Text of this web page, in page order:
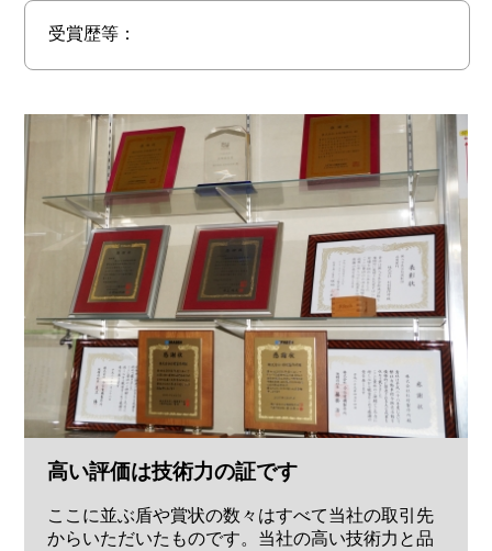
受賞歴等：
高い評価は技術力の証です
ここに並ぶ盾や賞状の数々はすべて当社の取引先
からいただいたものです。当社の高い技術力と品